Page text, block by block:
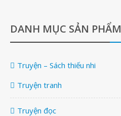
DANH MỤC SẢN PHẨM
Truyện – Sách thiếu nhi
Truyện tranh
Truyện đọc